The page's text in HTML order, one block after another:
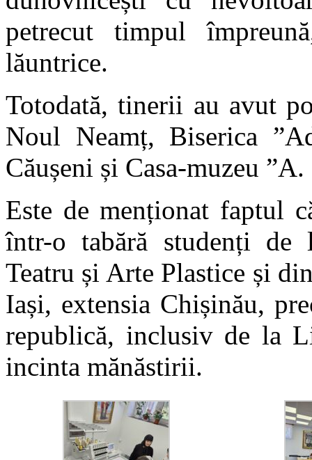
petrecut timpul
lăuntrice.
Totodată, tinerii au avut
Noul Neamț, Biserica
Căușeni și Casa-muzeu
Este de menționat faptul
într-o tabără studenți de
Teatru și Arte Plastice și
Iași, extensia Chișinău,
republică, inclusiv de la
incinta mănăstirii.